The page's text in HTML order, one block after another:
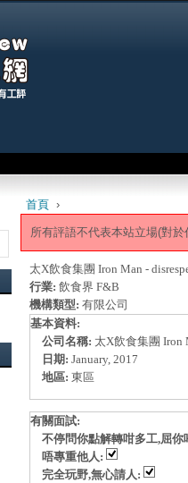
首頁›
所有評語不代表本站立場(對
太X飲食集團 Iron Man -
行業: 飲食界 F&B
機構類型: 有限公司
基本資料:
公司名稱: 太X飲食集團 Iron
日期: January, 2017
地區: 東區
有關面試:
不停問你點解轉咁多工,屈
唔專重他人:
完全玩野,無心請人: